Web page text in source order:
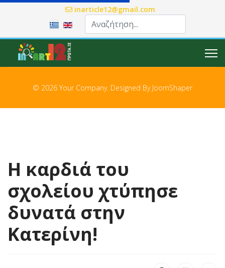
inarticle12@gmail.com
Επιλέξτε τη γλώσσα σας
© 2026 Your Company. Designed By JoomShaper
Η καρδιά του
σχολείου χτύπησε
δυνατά στην
Κατερίνη!